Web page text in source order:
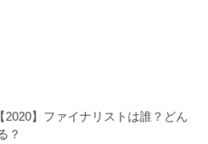
2020】ファイナリストは誰？どん
？